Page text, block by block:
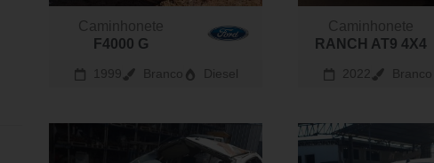
Caminhonete
F4000 G
1999 Branco Diesel
Caminhonete
RANCH AT9 4X4
2022 Branco